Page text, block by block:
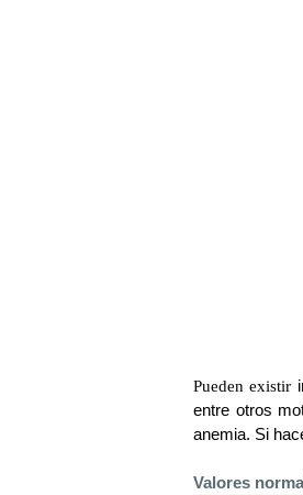
Pueden existir
entre otros
anemia. Si
Valores